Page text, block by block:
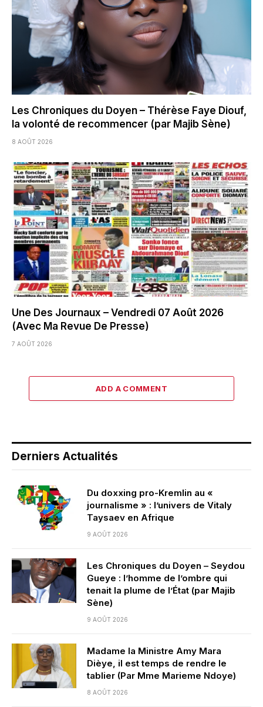
Les Chroniques du Doyen – Thérèse Faye Diouf,
la volonté de recommencer (par Majib Sène)
8 AOÛT 2026
Une Des Journaux – Vendredi 07 Août 2026
(Avec Ma Revue De Presse)
7 AOÛT 2026
ADD A COMMENT
Derniers Actualités
Du doxxing pro-Kremlin au «
journalisme » : l’univers de Vitaly
Taysaev en Afrique
9 AOÛT 2026
Les Chroniques du Doyen – Seydou
Gueye : l’homme de l’ombre qui
tenait la plume de l’État (par Majib
Sène)
9 AOÛT 2026
Madame la Ministre Amy Mara
Dièye, il est temps de rendre le
tablier (Par Mme Marieme Ndoye)
8 AOÛT 2026